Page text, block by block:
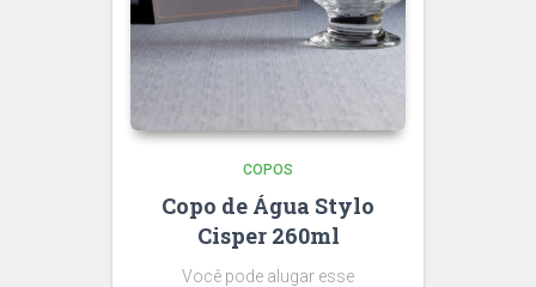
COPOS
Copo de Água Stylo
Cisper 260ml
Você pode alugar esse